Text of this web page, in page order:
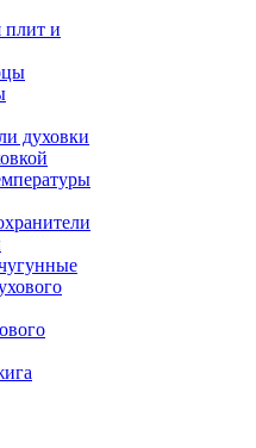
плит и
духовки